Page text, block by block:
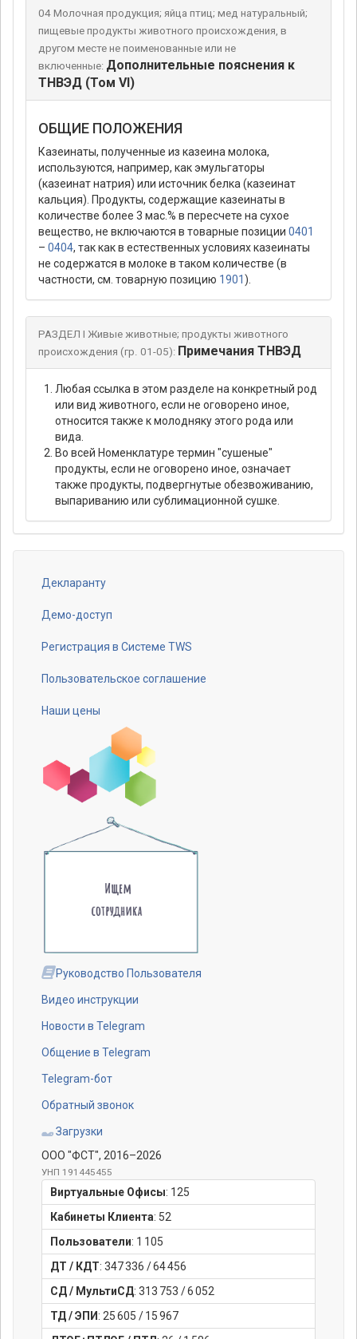
04 Молочная продукция; яйца птиц; мед натуральный;
пищевые продукты животного происхождения, в
другом месте не поименованные или не
включенные: Дополнительные пояснения к
ТНВЭД (Том VI)
ОБЩИЕ ПОЛОЖЕНИЯ
Казеинаты, полученные из казеина молока,
используются, например, как эмульгаторы
(казеинат натрия) или источник белка (казеинат
кальция). Продукты, содержащие казеинаты в
количестве более 3 мас.% в пересчете на сухое
вещество, не включаются в товарные позиции 0401
– 0404, так как в естественных условиях казеинаты
не содержатся в молоке в таком количестве (в
частности, см. товарную позицию 1901).
РАЗДЕЛ I Живые животные; продукты животного
происхождения (гр. 01-05): Примечания ТНВЭД
Любая ссылка в этом разделе на конкретный род
или вид животного, если не оговорено иное,
относится также к молодняку этого рода или
вида.
Во всей Номенклатуре термин "сушеные"
продукты, если не оговорено иное, означает
также продукты, подвергнутые обезвоживанию,
выпариванию или сублимационной сушке.
Footer
menu
Декларанту
Демо-доступ
Регистрация в Системе TWS
Пользовательское соглашение
Наши цены
Руководство Пользователя
Видео инструкции
Новости в Telegram
Общение в Telegram
Telegram-бот
Обратный звонок
Загрузки
ООО "ФСТ", 2016–2026
УНП 191445455
Виртуальные Офисы: 125
Кабинеты Клиента: 52
Пользователи: 1 105
ДТ / КДТ: 347 336 /64 456
СД / МультиСД: 313 753 /6 052
ТД / ЭПИ : 25 605 / 15 967